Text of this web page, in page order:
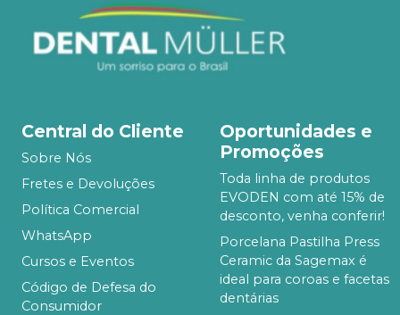
Central do Cliente
Sobre Nós
Fretes e Devoluções
Política Comercial
WhatsApp
Cursos e Eventos
Código de Defesa do
Consumidor
Oportunidades e
Promoções
Toda linha de produtos
EVODEN com até 15% de
desconto, venha conferir!
Porcelana Pastilha Press
Ceramic da Sagemax é
ideal para coroas e facetas
dentárias